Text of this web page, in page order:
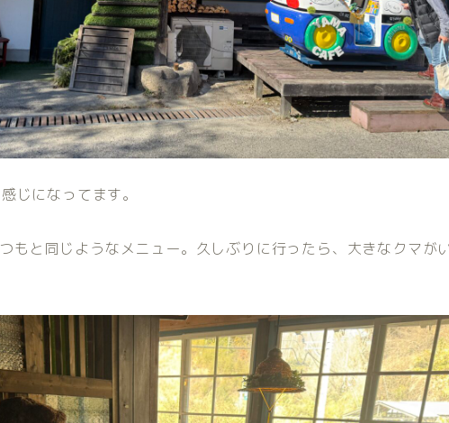
じになってます。
もと同じようなメニュー。久しぶりに行ったら、大きなクマが